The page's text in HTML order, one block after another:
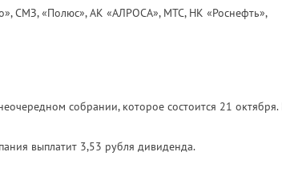
СМЗ, «Полюс», АК «АЛРОСА», МТС, НК «Роснефть»,
собрании, которое состоится 21 октября.
выплатит 3,53 рубля дивиденда.